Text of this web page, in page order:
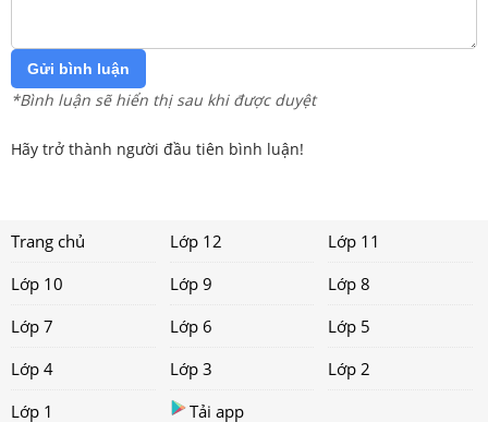
Gửi bình luận
*Bình luận sẽ hiển thị sau khi được duyệt
Hãy trở thành người đầu tiên bình luận!
Trang chủ Lớp 12
Lớp 11
Lớp 10
Lớp 9
Lớp 8
Lớp 7
Lớp 6
Lớp 5
Lớp 4
Lớp 3
Lớp 2
Lớp 1
Tải app